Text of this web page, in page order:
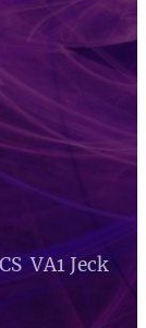
VA1 Jeck